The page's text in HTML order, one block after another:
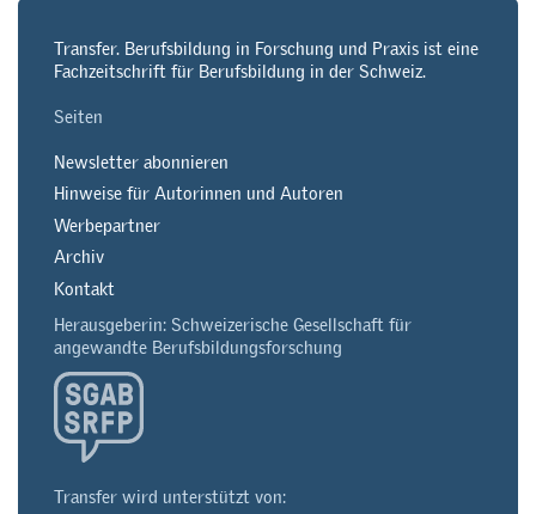
Transfer. Berufsbildung in Forschung und Praxis ist eine
Fachzeitschrift für Berufsbildung in der Schweiz.
Seiten
Newsletter abonnieren
Hinweise für Autorinnen und Autoren
Werbepartner
Archiv
Kontakt
Herausgeberin: Schweizerische Gesellschaft für
angewandte Berufsbildungsforschung
Transfer wird unterstützt von: